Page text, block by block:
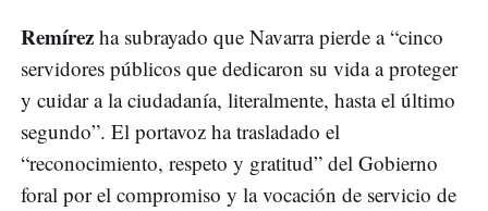
Remírez ha subrayado que Navarra pierde a “cinco
servidores públicos que dedicaron su vida a proteger
y cuidar a la ciudadanía, literalmente, hasta el último
segundo”. El portavoz ha trasladado el
“reconocimiento, respeto y gratitud” del Gobierno
foral por el compromiso y la vocación de servicio de